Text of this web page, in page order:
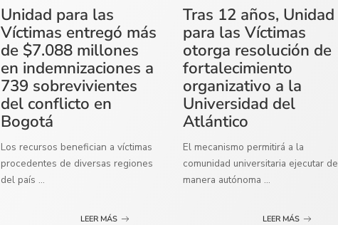
Unidad para las
Víctimas entregó más
de $7.088 millones
en indemnizaciones a
739 sobrevivientes
del conflicto en
Bogotá
Los recursos benefician a víctimas
procedentes de diversas regiones
del país ...
LEER MÁS
Tras 12 años, Unidad
para las Víctimas
otorga resolución de
fortalecimiento
organizativo a la
Universidad del
Atlántico
El mecanismo permitirá a la
comunidad universitaria ejecutar de
manera autónoma ...
LEER MÁS